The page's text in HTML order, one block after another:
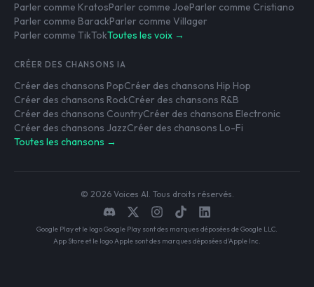
Parler comme KratosParler comme JoeParler comme Cristiano
Parler comme BarackParler comme Villager
Parler comme TikTokToutes les voix →
CRÉER DES CHANSONS IA
Créer des chansons PopCréer des chansons Hip Hop
Créer des chansons RockCréer des chansons R&B
Créer des chansons CountryCréer des chansons Electronic
Créer des chansons JazzCréer des chansons Lo-Fi
Toutes les chansons →
© 2026 Voices AI. Tous droits réservés.
Google Play et le logo Google Play sont des marques déposées de Google LLC.
App Store et le logo Apple sont des marques déposées d'Apple Inc.